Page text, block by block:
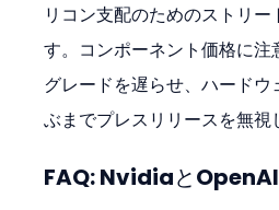
リコン支配のためのストリー
す。コンポーネント価格に
グレードを遅らせ、ハード
ぶまでプレスリリースを無視
FAQ: Nvidiaと